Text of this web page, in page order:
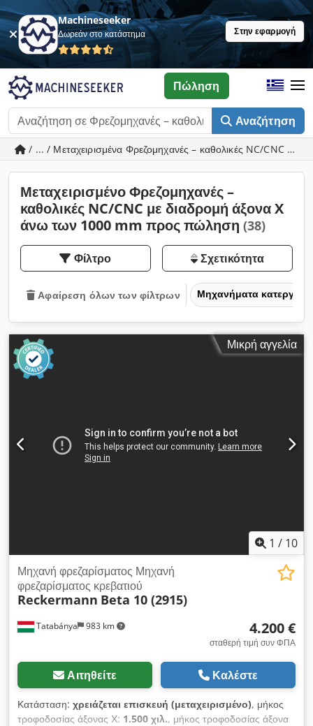
Machineseeker
Δωρεάν στο κατάστημα Στην εφαρμογή
Αναζήτηση
Πώληση
/ ... / Μεταχειρισμένα Φρεζομηχανές – καθολικές NC/CNC με
Μεταχειρισμένο Φρεζομηχανές –
καθολικές NC/CNC με διαδρομή άξονα X
άνω των 1000 mm προς πώληση (38)
Φίλτρο Σχετικότητα
Αφαίρεση όλων των φίλτρων Μηχανήματα
Μικρή αγγελία
1 / 10
Tatabánya 983 km
Μηχανή φρεζαρίσματος Μηχανή
φρεζαρίσματος κρεβατιού
Reckermann Beta 10 (2915)
4.200 €
σταθερή τιμή συν ΦΠΑ
Αιτηθείτε Καλέστε
Κατάσταση: χρειάζεται επισκευή (μεταχειρισμένο), μήκος
τροφοδοσίας άξονας Χ: 1.500 χιλ., μήκος τροφοδοσίας άξονα